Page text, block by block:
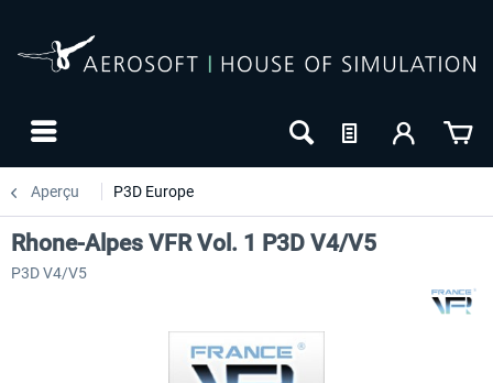
Aperçu P3D Europe
Rhone-Alpes VFR Vol. 1 P3D V4/V5
P3D V4/V5